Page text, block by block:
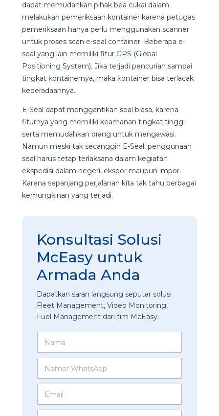
dapat memudahkan pihak bea cukai dalam
melakukan pemeriksaan kontainer karena petugas
pemeriksaan hanya perlu menggunakan scanner
untuk proses scan e-seal container. Beberapa e-
seal yang lain memiliki fitur GPS (Global
Positioning System). Jika terjadi pencurian sampai
tingkat kontainernya, maka kontainer bisa terlacak
keberadaannya.
E-Seal dapat menggantikan seal biasa, karena
fiturnya yang memiliki keamanan tingkat tinggi
serta memudahkan orang untuk mengawasi.
Namun meski tak secanggih E-Seal, penggunaan
seal harus tetap terlaksana dalam kegiatan
ekspedisi dalam negeri, ekspor maupun impor.
Karena sepanjang perjalanan kita tak tahu berbagai
kemungkinan yang terjadi.
Konsultasi Solusi
McEasy untuk
Armada Anda
Dapatkan saran langsung seputar solusi
Fleet Management, Video Monitoring,
Fuel Management dari tim McEasy.
m
m
W
W
a
a